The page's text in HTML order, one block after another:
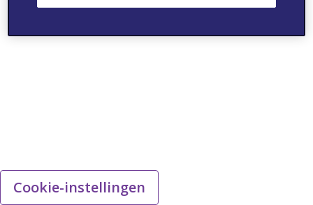
Cookie-instellingen